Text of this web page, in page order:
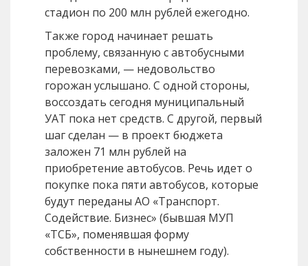
стадион по 200 млн рублей ежегодно.
Также город начинает решать
проблему, связанную с автобусными
перевозками, — недовольство
горожан услышано. С одной стороны,
воссоздать сегодня муниципальный
УАТ пока нет средств. С другой, первый
шаг сделан — в проект бюджета
заложен 71 млн рублей на
приобретение автобусов. Речь идет о
покупке пока пяти автобусов, которые
будут переданы АО «Транспорт.
Содействие. Бизнес» (бывшая МУП
«ТСБ», поменявшая форму
собственности в нынешнем году).